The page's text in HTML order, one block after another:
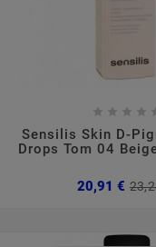
   
Sensilis Skin D-
Drops Tom 04
20,91 €